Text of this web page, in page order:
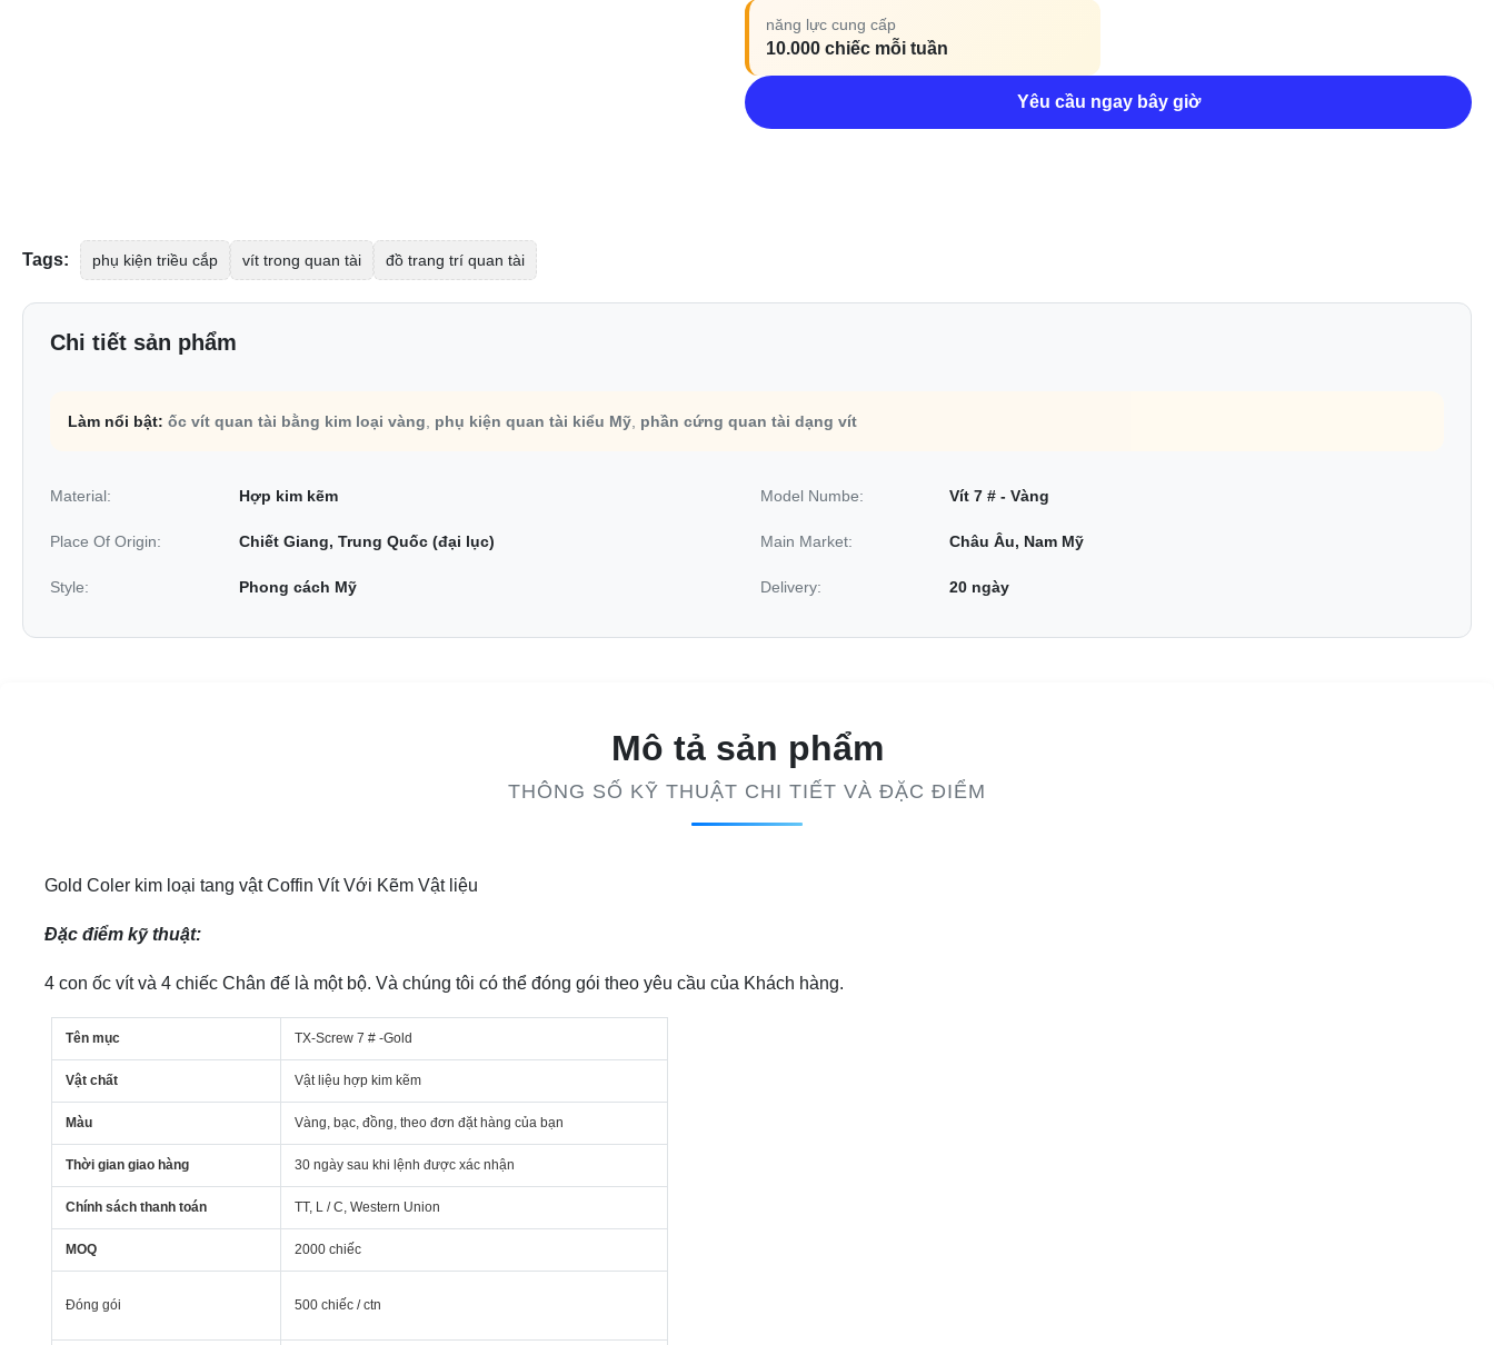
năng lực cung cấp
10.000 chiếc mỗi tuần
Yêu cầu ngay bây giờ
Tags: phụ kiện triều cắp vít trong quan tài đồ trang trí quan tài
Chi tiết sản phẩm
Làm nổi bật: ốc vít quan tài bằng kim loại vàng phụ kiện quan tài kiểu Mỹ phần cứng quan tài dạng vít
Material: Hợp kim kẽm Model Numbe: Vít 7 # - Vàng
Place Of Origin: Chiết Giang, Trung Quốc (đại lục) Main Market: Châu Âu, Nam Mỹ
Style: Phong cách Mỹ Delivery: 20 ngày
Mô tả sản phẩm
THÔNG SỐ KỸ THUẬT CHI TIẾT VÀ ĐẶC ĐIỂM
Gold Coler kim loại tang vật Coffin Vít Với ​​Kẽm Vật liệu
Đặc điểm kỹ thuật:
4 con ốc vít và 4 chiếc Chân đế là một bộ. Và chúng tôi có thể đóng gói theo yêu cầu của Khách hàng.
Tên mục TX-Screw 7 # -Gold
Vật chất Vật liệu hợp kim kẽm
Màu Vàng, bạc, đồng, theo đơn đặt hàng của bạn
Thời gian giao hàng 30 ngày sau khi lệnh được xác nhận
Chính sách thanh toán TT, L / C, Western Union
MOQ 2000 chiếc
Đóng gói 500 chiếc / ctn